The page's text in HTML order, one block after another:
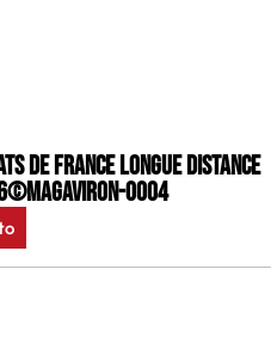
de France longue distance
0004